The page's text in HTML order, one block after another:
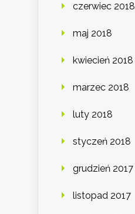
czerwiec 2018
maj 2018
kwiecień 2018
marzec 2018
luty 2018
styczeń 2018
grudzień 2017
listopad 2017